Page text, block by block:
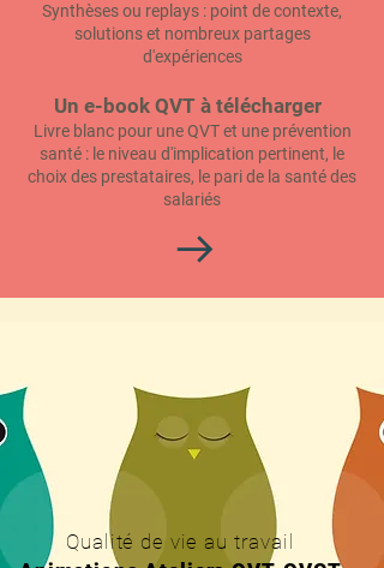
Synthèses ou replays : point de contexte,
solutions et nombreux partages
d'expériences
Un e-book QVT à télécharger
Livre blanc pour une QVT et une prévention
santé : le niveau d'implication pertinent, le
choix des prestataires, le pari de la santé des
salariés
Qualité de vie au travail